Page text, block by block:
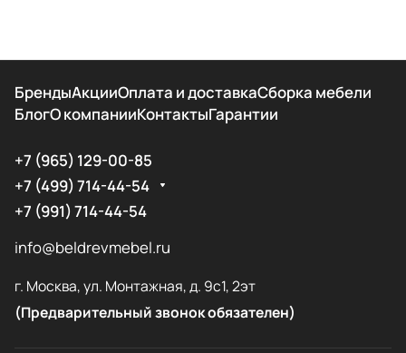
БрендыАкцииОплата и доставкаСборка мебели
БлогО компанииКонтактыГарантии
+7 (965) 129-00-85
+7 (499) 714-44-54
+7 (991) 714-44-54
info@beldrevmebel.ru
г. Москва, ул. Монтажная, д. 9с1, 2эт
(Предварительный звонок обязателен)